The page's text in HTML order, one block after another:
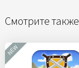
Смотрите также
NEW